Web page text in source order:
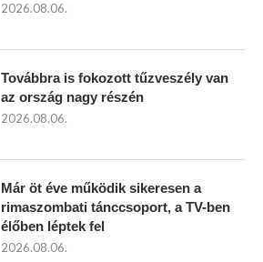
2026.08.06.
Továbbra is fokozott tűzveszély van
az ország nagy részén
2026.08.06.
Már öt éve működik sikeresen a
rimaszombati tánccsoport, a TV-ben
élőben léptek fel
2026.08.06.